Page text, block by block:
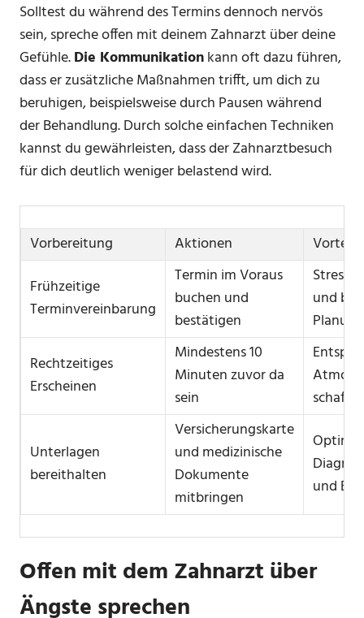
Solltest du während des Termins dennoch nervös
sein, spreche offen mit deinem Zahnarzt über deine
Gefühle.Die Kommunikationkann oft dazu führen,
dass er zusätzliche Maßnahmen trifft, um dich zu
beruhigen, beispielsweise durch Pausen während
der Behandlung. Durch solche einfachen Techniken
kannst du gewährleisten, dass der Zahnarztbesuch
für dich deutlich weniger belastend wird.
Vorbereitung Aktionen
Vorteile
Frühzeitige
Terminvereinbarung
Termin im Voraus
buchen und
bestätigen
und
Planung
Rechtzeitiges
Erscheinen
Mindestens 10
Minuten zuvor da
sein
schaffen
Unterlagen
bereithalten
Versicherungskarte
und medizinische
Dokumente
mitbringen
und
Offen mit dem Zahnarzt über
Ängste sprechen